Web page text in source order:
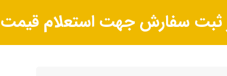
از ثبت سفارش جهت استعلام